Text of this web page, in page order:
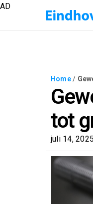
Home/
tot
juli 14, 2025
AD